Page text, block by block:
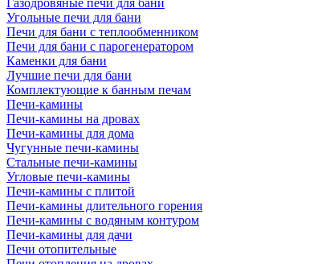
Газодровяные печи для бани
Угольные печи для бани
Печи для бани с теплообменником
Печи для бани с парогенератором
Каменки для бани
Лучшие печи для бани
Комплектующие к банным печам
Печи-камины
Печи-камины на дровах
Печи-камины для дома
Чугунные печи-камины
Стальные печи-камины
Угловые печи-камины
Печи-камины с плитой
Печи-камины длительного горения
Печи-камины с водяным контуром
Печи-камины для дачи
Печи отопительные